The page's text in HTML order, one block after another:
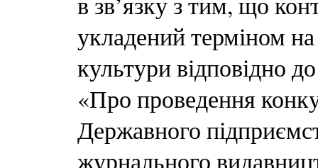
укладений терміном
культури відповідно
«Про проведення
Державного
журнального